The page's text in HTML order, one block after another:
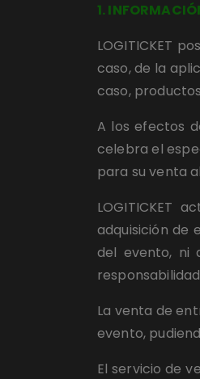
1.
LOGITICKET
caso, de la
caso,
A los efectos
celebra el
para su venta
LOGITICKET
adquisición de
del evento, ni
La venta de
evento,
El servicio de